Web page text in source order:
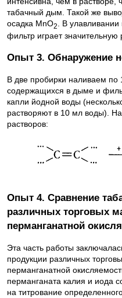
табачный дым. Такой же
осадка MnO2
. В
фильтр играет значительную
Опыт 3. Обнаружение
В две пробирки наливаем по
содержащихся в дыме и
капли йодной воды
растворяют в 10 мл воды).
растворов:
Опыт 4. Сравнение
различных торговых
перманганатной
Эта часть работы
продукции различных
перманганатной
перманганата калия и иода
на титрование